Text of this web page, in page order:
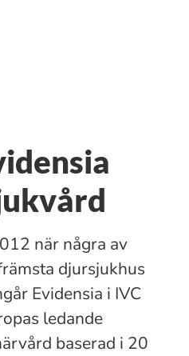
när några av
djursjukhus
Evidensia i IVC
ledande
baserad i 20